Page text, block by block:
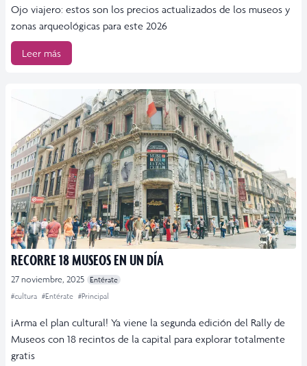
Ojo viajero: estos son los precios actualizados de los museos y
zonas arqueológicas para este 2026
Leer más
RECORRE 18 MUSEOS EN UN DÍA
27 noviembre, 2025 Entérate
#cultura #Entérate #Principal
¡Arma el plan cultural! Ya viene la segunda edición del Rally de
Museos con 18 recintos de la capital para explorar totalmente
gratis